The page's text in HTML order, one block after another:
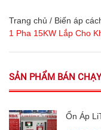
Trang chủ / Biến áp
1 Pha 15KW Lắp Cho
SẢN PHẨM BÁN CHẠY
Ổn Áp